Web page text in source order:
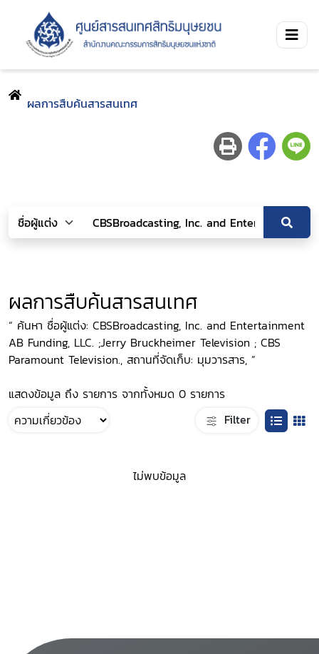
ผลการสืบค้นสารสนเทศ
ผลการสืบค้นสารสนเทศ
“ ค้นหา ชื่อผู้แต่ง: CBSBroadcasting, Inc. and Entertainment
AB Funding, LLC. ;Jerry Bruckheimer Television ; CBS
Paramount Television., สถานที่จัดเก็บ: มุมวารสาร, ”
แสดงข้อมูล ถึง รายการ จากทั้งหมด 0 รายการ
Filter
ไม่พบข้อมูล